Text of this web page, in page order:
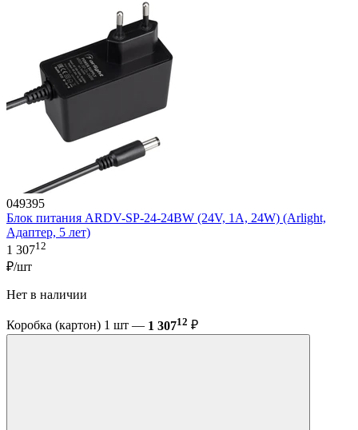
049395
Блок питания ARDV-SP-24-24BW (24V, 1A, 24W) (Arlight,
Адаптер, 5 лет)
1 30712
₽/шт
Нет в наличии
Коробка (картон) 1 шт — 1 30712 ₽